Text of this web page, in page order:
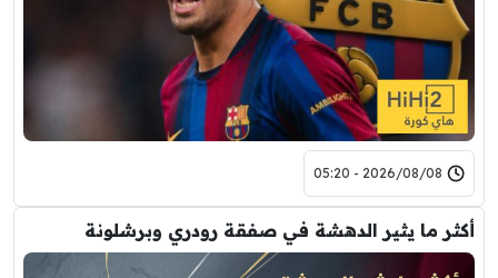
2026/08/08 - 05:20
أكثر ما يثير الدهشة في صفقة رودري وبرشلونة